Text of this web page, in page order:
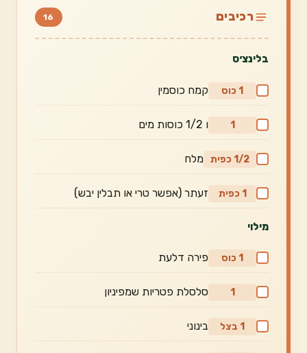
רכיבים 16
בלינצ׳ס
1 כוס קמח כוסמין
1 ו 1/2 כוסות מים
1/2 כפית מלח
1 כפית זעתר (אפשר טרי או תבלין יבש)
מילוי
1 כוס פירה דלעת
1 סלסלת פטריות שמפיניון
1 בצל בינוני